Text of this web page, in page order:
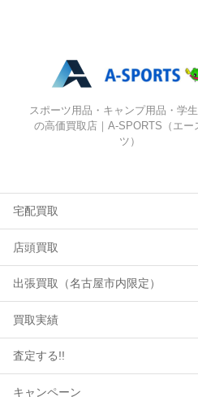
: Undefined array key
スポーツ用品・キャンプ用品・学
の高価買取店｜A-SPORTS（エー
ツ）
宅配買取
店頭買取
出張買取（名古屋市内限定）
買取実績
査定する!!
キャンペーン